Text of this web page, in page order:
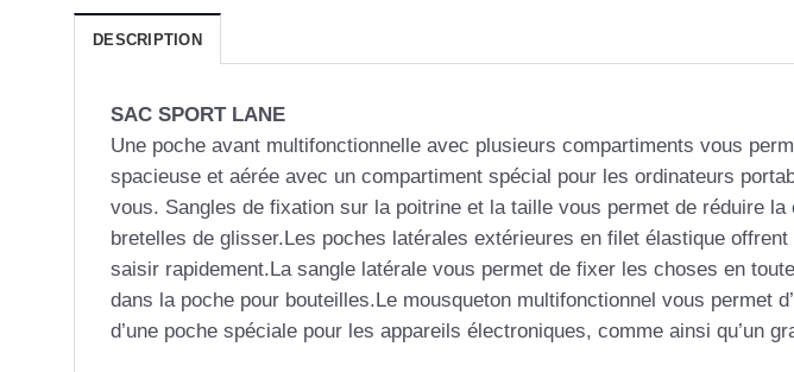
DESCRIPTION
SAC SPORT LANE
Une poche avant multifonctionnelle avec plusieurs compartiments vous
spacieuse et aérée avec un compartiment spécial pour les ordinateurs
vous. Sangles de fixation sur la poitrine et la taille vous permet de réduire
bretelles de glisser.Les poches latérales extérieures en filet élastique
saisir rapidement.La sangle latérale vous permet de fixer les choses en
dans la poche pour bouteilles.Le mousqueton multifonctionnel vous permet
d’une poche spéciale pour les appareils électroniques, comme ainsi qu’un